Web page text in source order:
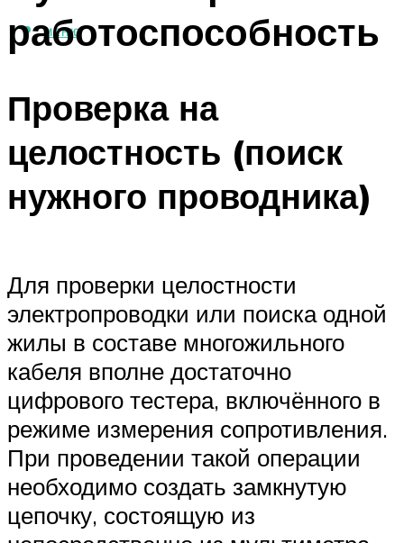
МЕНЮ
работоспособность
Проверка на
целостность (поиск
нужного проводника)
Для проверки целостности
электропроводки или поиска одной
жилы в составе многожильного
кабеля вполне достаточно
цифрового тестера, включённого в
режиме измерения сопротивления.
При проведении такой операции
необходимо создать замкнутую
цепочку, состоящую из